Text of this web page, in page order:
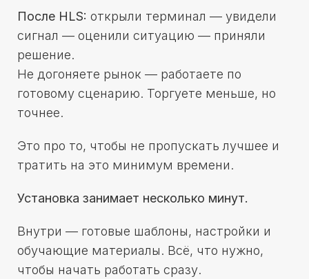
После HLS: открыли терминал — увидели
сигнал — оценили ситуацию — приняли
решение.
Не догоняете рынок — работаете по
готовому сценарию. Торгуете меньше, но
точнее.
Это про то, чтобы не пропускать лучшее и
тратить на это минимум времени.
Установка занимает несколько минут.
Внутри — готовые шаблоны, настройки и
обучающие материалы. Всё, что нужно,
чтобы начать работать сразу.